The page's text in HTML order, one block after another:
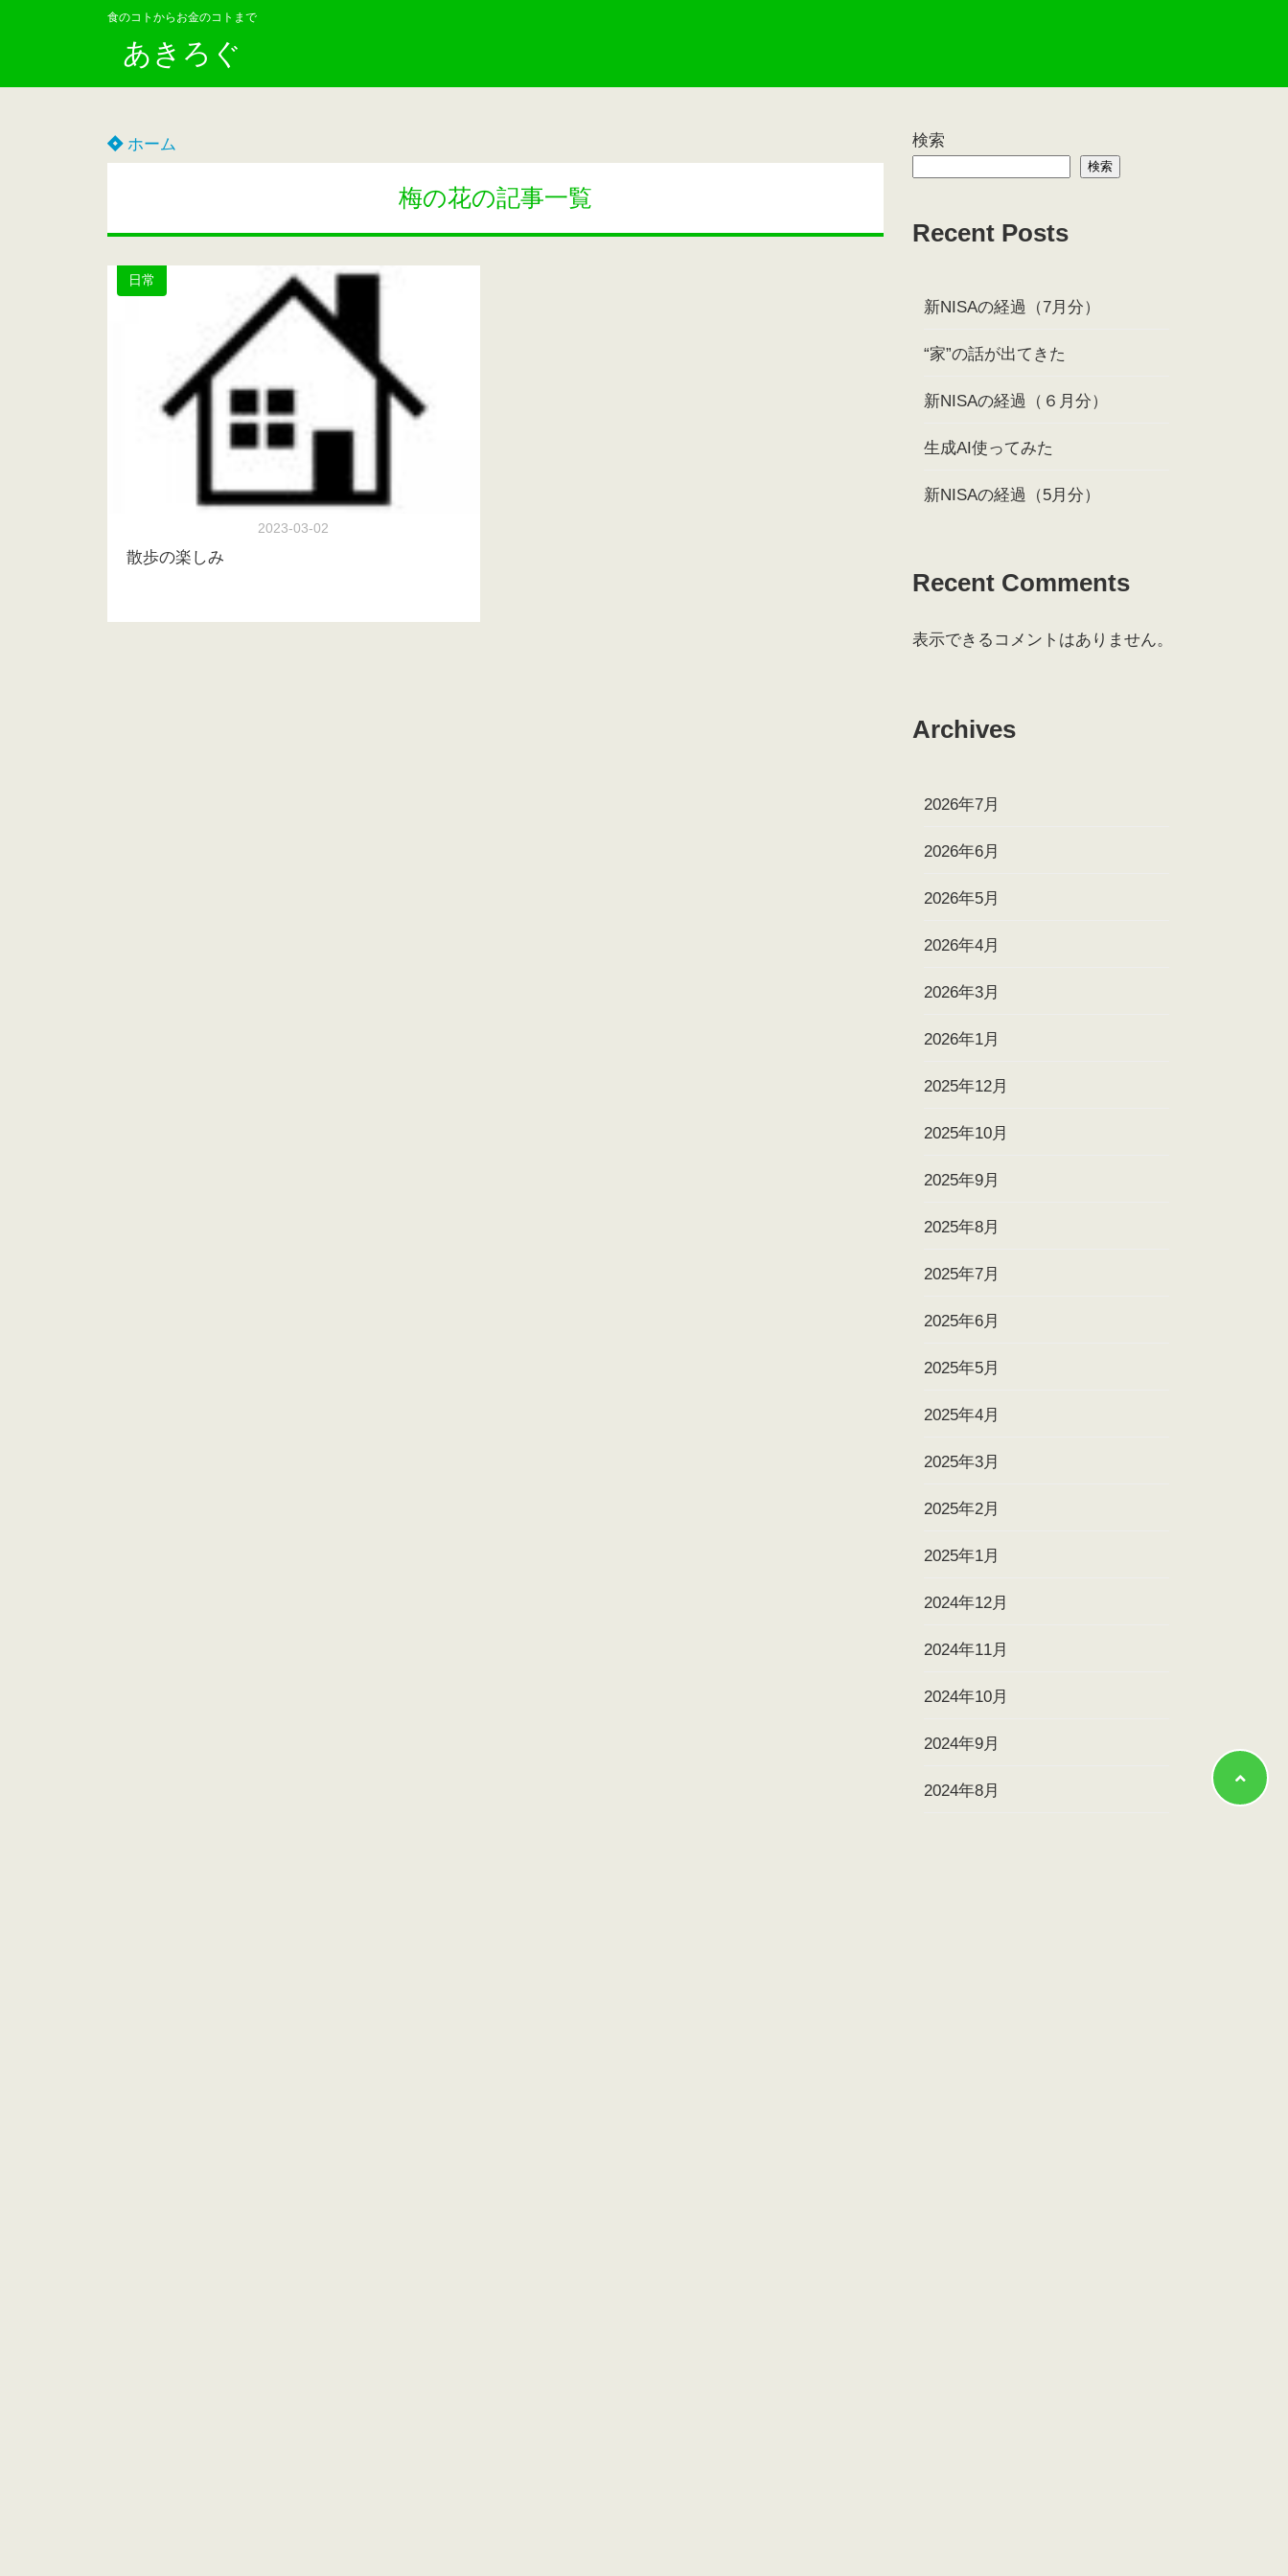
食のコトからお金のコトまで
あきろぐ
ホーム
梅の花の記事一覧
日常
2023-03-02
散歩の楽しみ
検索
検索
Recent Posts
新NISAの経過（7月分）
“家”の話が出てきた
新NISAの経過（６月分）
生成AI使ってみた
新NISAの経過（5月分）
Recent Comments
表示できるコメントはありません。
Archives
2026年7月
2026年6月
2026年5月
2026年4月
2026年3月
2026年1月
2025年12月
2025年10月
2025年9月
2025年8月
2025年7月
2025年6月
2025年5月
2025年4月
2025年3月
2025年2月
2025年1月
2024年12月
2024年11月
2024年10月
2024年9月
2024年8月